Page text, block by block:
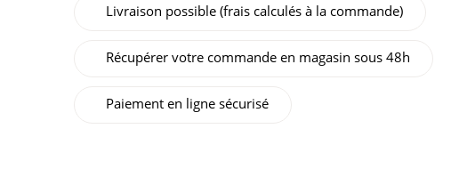
Livraison possible (frais calculés à la commande)
Récupérer votre commande en magasin sous 48h
Paiement en ligne sécurisé